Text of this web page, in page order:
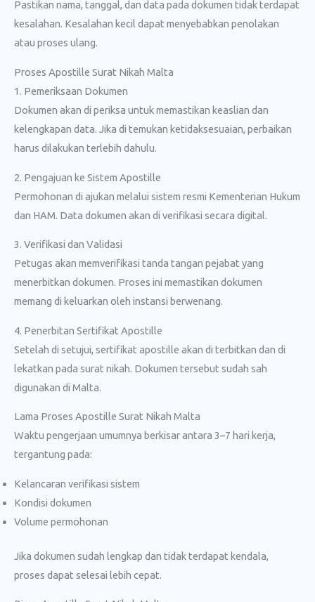
Pastikan nama, tanggal, dan data pada dokumen tidak terdapat
kesalahan. Kesalahan kecil dapat menyebabkan penolakan
atau proses ulang.
Proses Apostille Surat Nikah Malta
1. Pemeriksaan Dokumen
Dokumen akan di periksa untuk memastikan keaslian dan
kelengkapan data. Jika di temukan ketidaksesuaian, perbaikan
harus dilakukan terlebih dahulu.
2. Pengajuan ke Sistem Apostille
Permohonan di ajukan melalui sistem resmi Kementerian Hukum
dan HAM. Data dokumen akan di verifikasi secara digital.
3. Verifikasi dan Validasi
Petugas akan memverifikasi tanda tangan pejabat yang
menerbitkan dokumen. Proses ini memastikan dokumen
memang di keluarkan oleh instansi berwenang.
4. Penerbitan Sertifikat Apostille
Setelah di setujui, sertifikat apostille akan di terbitkan dan di
lekatkan pada surat nikah. Dokumen tersebut sudah sah
digunakan di Malta.
Lama Proses Apostille Surat Nikah Malta
Waktu pengerjaan umumnya berkisar antara 3–7 hari kerja,
tergantung pada:
Kelancaran verifikasi sistem
Kondisi dokumen
Volume permohonan
Jika dokumen sudah lengkap dan tidak terdapat kendala,
proses dapat selesai lebih cepat.